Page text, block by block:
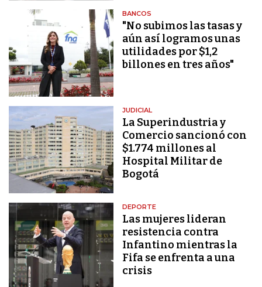
BANCOS
"No subimos las tasas y
aún así logramos unas
utilidades por $1,2
billones en tres años"
JUDICIAL
La Superindustria y
Comercio sancionó con
$1.774 millones al
Hospital Militar de
Bogotá
DEPORTE
Las mujeres lideran
resistencia contra
Infantino mientras la
Fifa se enfrenta a una
crisis